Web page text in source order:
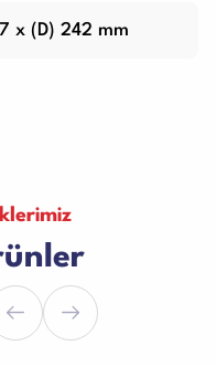
x (D) 242 mm